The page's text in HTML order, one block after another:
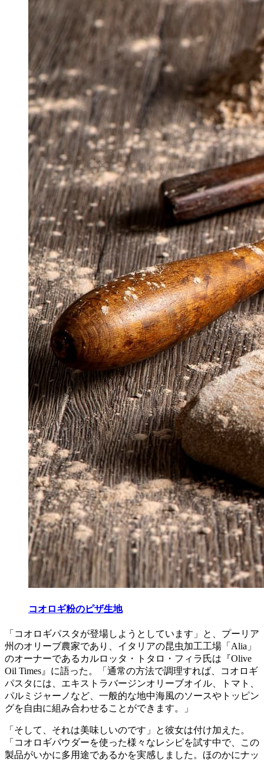
コオロギ粉のピザ生地
「コオロギパスタが登場しようとしています」と、プーリア
州のオリーブ農家であり、イタリアの昆虫加工工場「Alia」
のオーナーであるカルロッタ・トタロ・フィラ氏は『Olive
Oil Times』に語った。「通常の方法で調理すれば、コオロギ
パスタには、エキストラバージンオリーブオイル、トマト、
パルミジャーノなど、一般的な地中海風のソースやトッピン
グを自由に組み合わせることができます。」
「そして、それは美味しいのです」と彼女は付け加えた。
「コオロギパウダーを使った様々なレシピを試す中で、この
製品がいかに多用途であるかを実感しました。ほのかにナッ